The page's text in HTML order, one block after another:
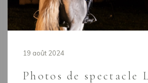
19 août 2024
Photos de spectacle